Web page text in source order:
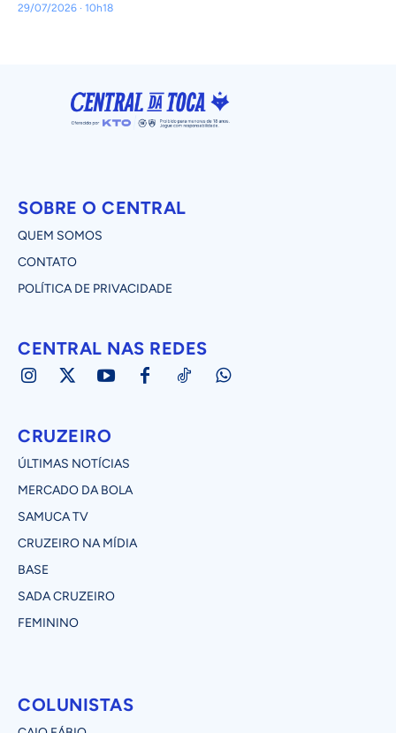
29/07/2026 · 10h18
SOBRE O CENTRAL
QUEM SOMOS
CONTATO
POLÍTICA DE PRIVACIDADE
CENTRAL NAS REDES
CRUZEIRO
ÚLTIMAS NOTÍCIAS
MERCADO DA BOLA
SAMUCA TV
CRUZEIRO NA MÍDIA
BASE
SADA CRUZEIRO
FEMININO
COLUNISTAS